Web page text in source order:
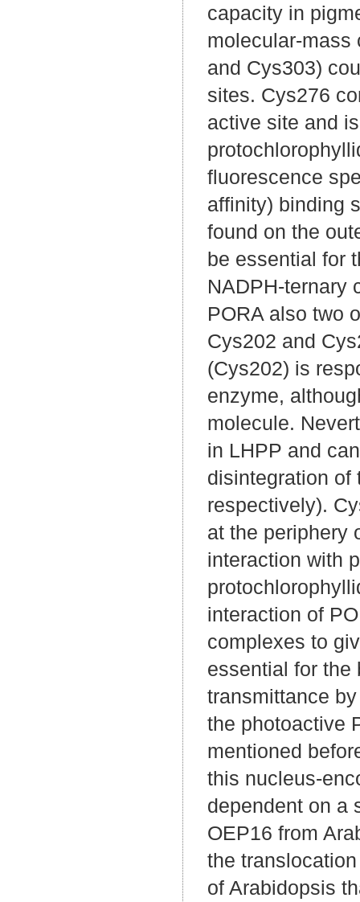
capacity in
molecular-mass
and Cys303)
sites. Cys276
active site and
fluorescence
affinity) binding
found on the
be essential for
NADPH-ternary
PORA also two
Cys202 and
(Cys202) is
enzyme,
molecule.
in LHPP and
disintegration of
respectively).
at the periphery
interaction with
interaction of
complexes to
essential for the
transmittance
the photoactive
mentioned
this nucleus-
dependent on a
OEP16 from
the
of Arabidopsis